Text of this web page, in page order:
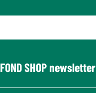
FOND SHOP newsletter